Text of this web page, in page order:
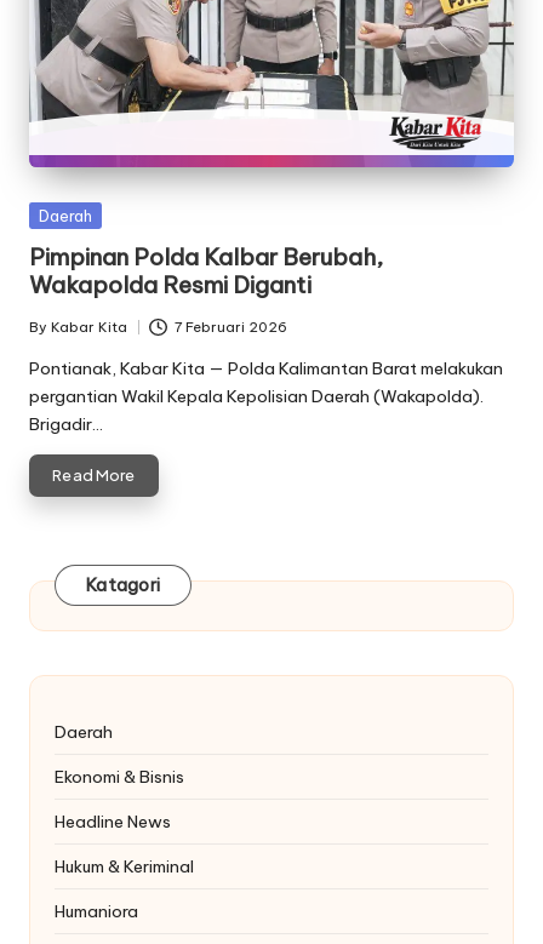
Posted
Daerah
Pimpinan Polda Kalbar Berubah,
Wakapolda Resmi Diganti
Posted
by
By Kabar Kita 7 Februari 2026
Pontianak, Kabar Kita — Polda Kalimantan Barat melakukan
pergantian Wakil Kepala Kepolisian Daerah (Wakapolda).
Brigadir…
Read More
Katagori
Daerah
Ekonomi & Bisnis
Headline News
Hukum & Keriminal
Humaniora